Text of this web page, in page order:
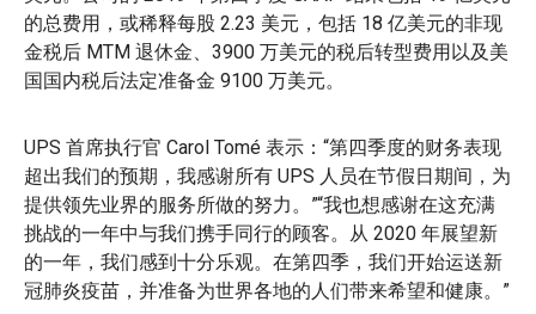
的总费用，或稀释每股 2.23 美元，包括 18 亿美元的非现
金税后 MTM 退休金、3900 万美元的税后转型费用以及美
国国内税后法定准备金 9100 万美元。
UPS 首席执行官 Carol Tomé 表示：“第四季度的财务表现
超出我们的预期，我感谢所有 UPS 人员在节假日期间，为
提供领先业界的服务所做的努力。”“我也想感谢在这充满
挑战的一年中与我们携手同行的顾客。从 2020 年展望新
的一年，我们感到十分乐观。在第四季，我们开始运送新
冠肺炎疫苗，并准备为世界各地的人们带来希望和健康。”